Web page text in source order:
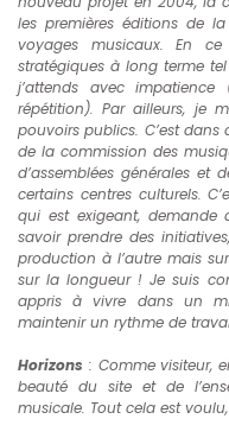
les premières éditions de
voyages musicaux. En
stratégiques à long terme
j’attends avec
répétition). Par ailleurs, je
pouvoirs publics. C’est
de la commission des
d’assemblées générales et
certains centres culturels.
qui est exigeant,
savoir prendre des
production à l’autre mais
sur la longueur ! Je suis
appris à vivre dans un
maintenir un rythme de
Horizons : Comme visiteur,
beauté du site et de
musicale. Tout cela est